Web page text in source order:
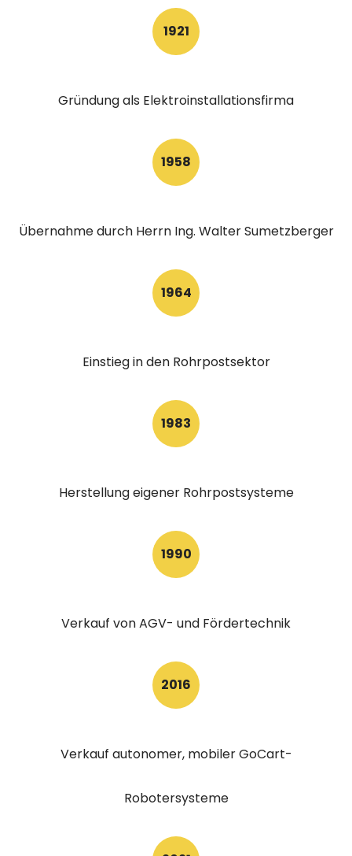
1921
Gründung als Elektroinstallationsfirma
1958
Übernahme durch Herrn Ing. Walter Sumetzberger
1964
Einstieg in den Rohrpostsektor
1983
Herstellung eigener Rohrpostsysteme
1990
Verkauf von AGV- und Fördertechnik
2016
Verkauf autonomer, mobiler GoCart-
Robotersysteme